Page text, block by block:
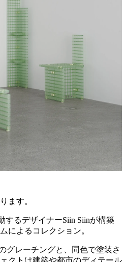
ます。
するデザイナーSiin Siinが構築
によるコレクション。
グレーチングと、同色で塗装さ